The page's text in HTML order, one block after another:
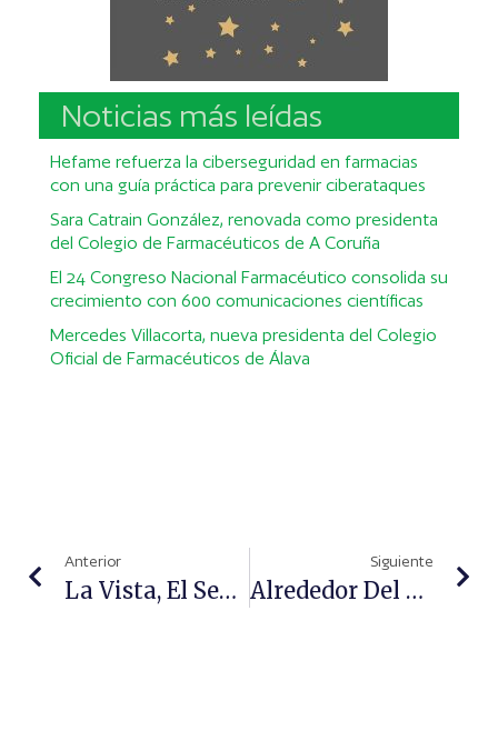
Noticias más leídas
Hefame refuerza la ciberseguridad en farmacias
con una guía práctica para prevenir ciberataques
Sara Catrain González, renovada como presidenta
del Colegio de Farmacéuticos de A Coruña
El 24 Congreso Nacional Farmacéutico consolida su
crecimiento con 600 comunicaciones científicas
Mercedes Villacorta, nueva presidenta del Colegio
Oficial de Farmacéuticos de Álava
Anterior
La Vista, El Sentido Más Importante De Cuantos Poseemos
Siguiente
Alrededor Del 80% De Pacientes Con Diabetes Tipo 2 Tienen Al Menos Otra Enfermedad Crónica Asociada